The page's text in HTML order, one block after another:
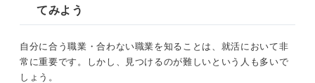
てみよう
自分に合う職業・合わない職業を知ることは、就活において非
常に重要です。しかし、見つけるのが難しいという人も多いで
しょう。